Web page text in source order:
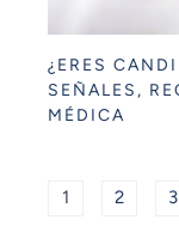
¿ERES
SEÑALES,
MÉDICA
1 2 3